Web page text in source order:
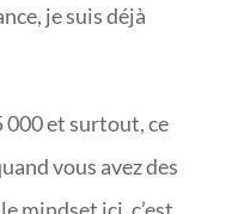
je suis déjà
000 et surtout, ce
vous avez des